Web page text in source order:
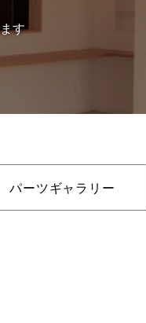
パーツギャラリー